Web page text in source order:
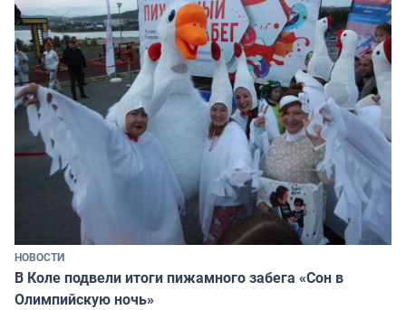
НОВОСТИ
В Коле подвели итоги пижамного забега «Сон в
Олимпийскую ночь»